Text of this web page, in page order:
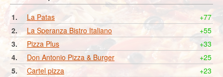
1. La Patas
+77
2.
La Speranza Bistro Italiano
+55
3.
Pizza Plus
+33
4.
Don Antonio Pizza & Burger
+25
5.
Cartel pizza +23